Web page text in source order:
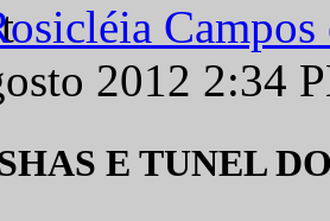
2012 2:34
E TUNEL